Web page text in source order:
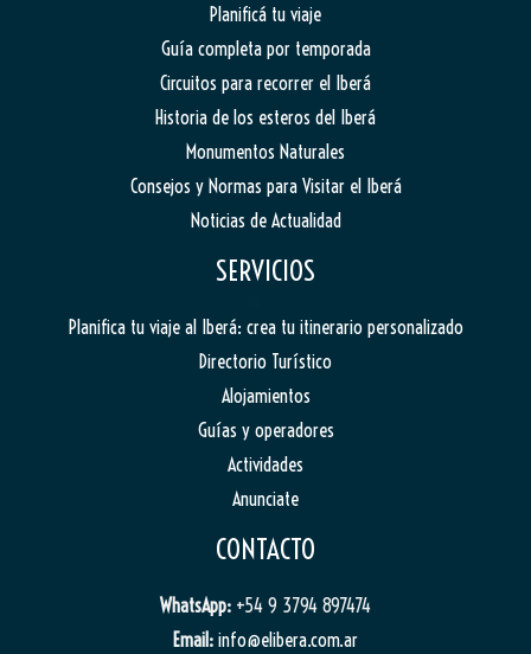
Planificá tu viaje
Guía completa por temporada
Circuitos para recorrer el Iberá
Historia de los esteros del Iberá
Monumentos Naturales
Consejos y Normas para Visitar el Iberá
Noticias de Actualidad
SERVICIOS
Planifica tu viaje al Iberá: crea tu itinerario personalizado
Directorio Turístico
Alojamientos
Guías y operadores
Actividades
Anunciate
CONTACTO
WhatsApp: +54 9 3794 897474
Email: info@elibera.com.ar